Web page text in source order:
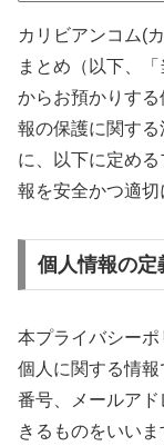
カリビアンコム(
まとめ（以下、
からお預かりす
報の保護に関す
に、以下に定め
報を安全かつ適切
個人情報の定
本プライバシー
個人に関する情
番号、メールア
きるものをいいま